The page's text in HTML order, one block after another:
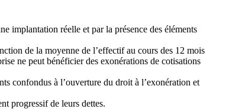
implantation réelle et par la présence des éléments
de la moyenne de l’effectif au cours des 12 mois
ne peut bénéficier des exonérations de cotisations
confondus à l’ouverture du droit à l’exonération et
progressif de leurs dettes.